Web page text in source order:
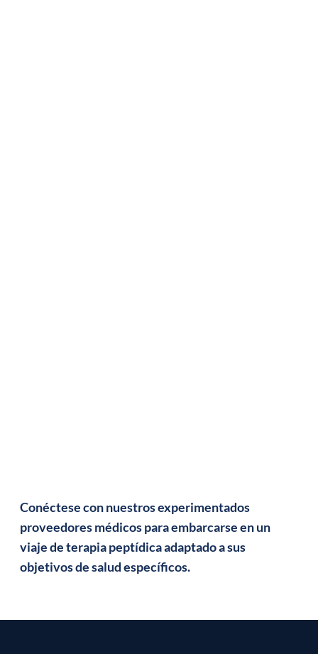
Conéctese con nuestros experimentados
proveedores médicos para embarcarse en un
viaje de terapia peptídica adaptado a sus
objetivos de salud específicos.